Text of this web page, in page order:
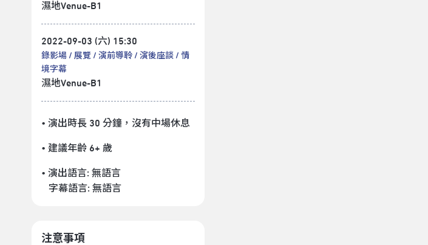
濕地Venue-B1
2022-09-03 (六) 15:30
錄影場 展覽 演前導聆 演後座談
情
境字幕
濕地Venue-B1
• 演出時長 30 分鐘 ，沒有中場休息
• 建議年齡 6+ 歲
• 演出語言: 無語言
字幕語言: 無語言
注意事項